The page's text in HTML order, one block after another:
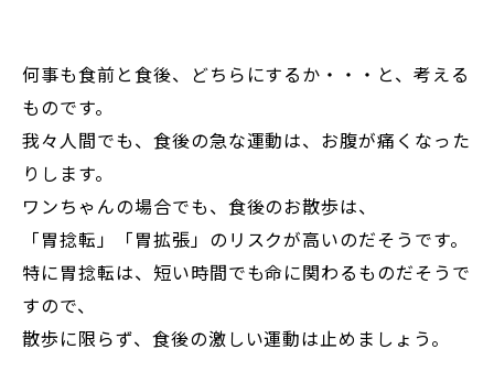
何事も食前と食後、どちらにするか・・・と、考える
ものです。
我々人間でも、食後の急な運動は、お腹が痛くなった
りします。
ワンちゃんの場合でも、食後のお散歩は、
「胃捻転」「胃拡張」のリスクが高いのだそうです。
特に胃捻転は、短い時間でも命に関わるものだそうで
すので、
散歩に限らず、食後の激しい運動は止めましょう。